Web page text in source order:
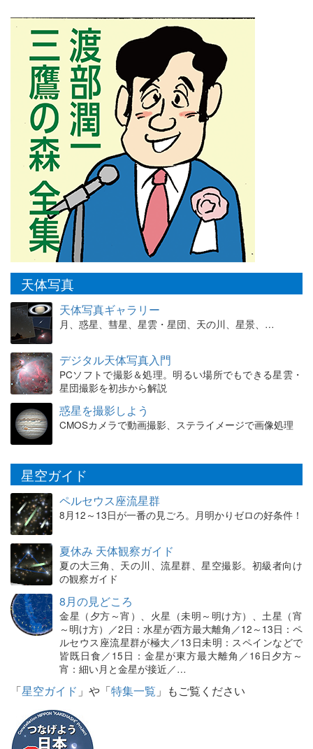
天体写真
天体写真ギャラリー
月、惑星、彗星、星雲・星団、天の川、星景、…
デジタル天体写真入門
PCソフトで撮影＆処理。明るい場所でもできる星雲・
星団撮影を初歩から解説
惑星を撮影しよう
CMOSカメラで動画撮影、ステライメージで画像処理
星空ガイド
ペルセウス座流星群
8月12～13日が一番の見ごろ。月明かりゼロの好条件！
夏休み 天体観察ガイド
夏の大三角、天の川、流星群、星空撮影。初級者向け
の観察ガイド
8月の見どころ
金星（夕方～宵）、火星（未明～明け方）、土星（宵
～明け方）／2日：水星が西方最大離角／12～13日：ペ
ルセウス座流星群が極大／13日未明：スペインなどで
皆既日食／15日：金星が東方最大離角／16日夕方～
宵：細い月と金星が接近／…
「星空ガイド 」や「特集一覧 」もご覧ください